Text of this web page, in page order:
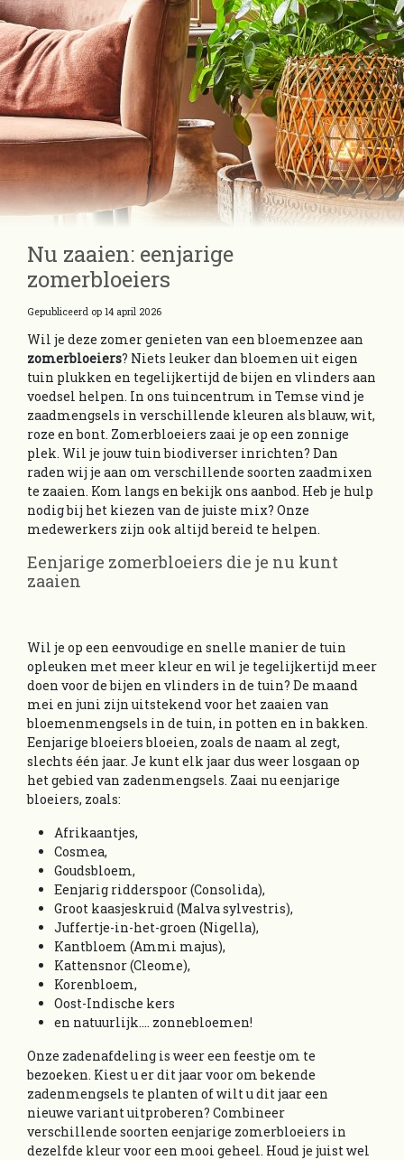
Nu zaaien: eenjarige
zomerbloeiers
Gepubliceerd op 14 april 2026
Wil je deze zomer genieten van een bloemenzee aan
zomerbloeiers? Niets leuker dan bloemen uit eigen
tuin plukken en tegelijkertijd de bijen en vlinders aan
voedsel helpen. In ons tuincentrum in Temse vind je
zaadmengsels in verschillende kleuren als blauw, wit,
roze en bont. Zomerbloeiers zaai je op een zonnige
plek. Wil je jouw tuin biodiverser inrichten? Dan
raden wij je aan om verschillende soorten zaadmixen
te zaaien. Kom langs en bekijk ons aanbod. Heb je hulp
nodig bij het kiezen van de juiste mix? Onze
medewerkers zijn ook altijd bereid te helpen.
Eenjarige zomerbloeiers die je nu kunt
zaaien
Wil je op een eenvoudige en snelle manier de tuin
opleuken met meer kleur en wil je tegelijkertijd meer
doen voor de bijen en vlinders in de tuin? De maand
mei en juni zijn uitstekend voor het zaaien van
bloemenmengsels in de tuin, in potten en in bakken.
Eenjarige bloeiers bloeien, zoals de naam al zegt,
slechts één jaar. Je kunt elk jaar dus weer losgaan op
het gebied van zadenmengsels. Zaai nu eenjarige
bloeiers, zoals:
Afrikaantjes,
Cosmea,
Goudsbloem,
Eenjarig ridderspoor (Consolida),
Groot kaasjeskruid (Malva sylvestris),
Juffertje-in-het-groen (Nigella),
Kantbloem (Ammi majus),
Kattensnor (Cleome),
Korenbloem,
Oost-Indische kers
en natuurlijk.... zonnebloemen!
Onze zadenafdeling is weer een feestje om te
bezoeken. Kiest u er dit jaar voor om bekende
zadenmengsels te planten of wilt u dit jaar een
nieuwe variant uitproberen? Combineer
verschillende soorten eenjarige zomerbloeiers in
dezelfde kleur voor een mooi geheel. Houd je juist wel